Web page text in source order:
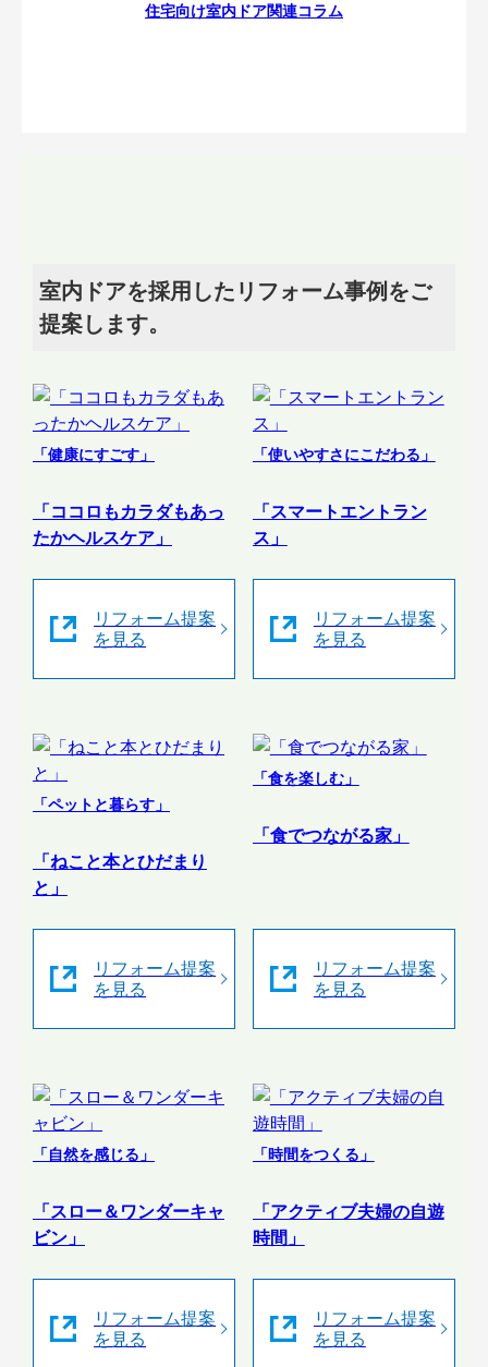
住宅向け室内ドア関連コラム
室内ドアを採用したリフォーム事例をご
提案します。
「健康にすごす」
「ココロもカラダもあっ
たかヘルスケア」
リフォーム提案
を見る
「使いやすさにこだわる」
「スマートエントラン
ス」
リフォーム提案
を見る
「ペットと暮らす」
「ねこと本とひだまり
と」
リフォーム提案
を見る
「食を楽しむ」
「食でつながる家」
リフォーム提案
を見る
「自然を感じる」
「スロー＆ワンダーキャ
ビン」
リフォーム提案
を見る
「時間をつくる」
「アクティブ夫婦の自遊
時間」
リフォーム提案
を見る